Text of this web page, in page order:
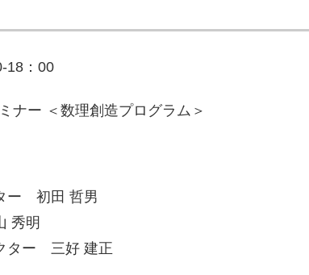
18：00
ナー ＜数理創造プログラム＞
ー 初田 哲男
秀明
ター 三好 建正